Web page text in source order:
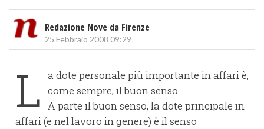
Redazione Nove da Firenze
25 Febbraio 2008 09:29
L a dote personale più importante in affari è,
come sempre, il buon senso.
A parte il buon senso, la dote principale in
affari (e nel lavoro in genere) è il senso